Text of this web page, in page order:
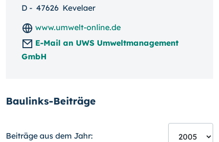
D - 47626 Kevelaer
www.umwelt-online.de
E-Mail an UWS Umweltmanagement
GmbH
Baulinks-Beiträge
Beiträge aus dem Jahr: